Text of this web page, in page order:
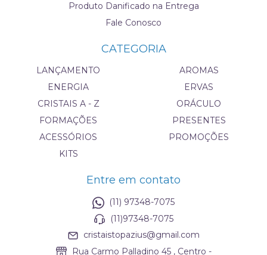
Produto Danificado na Entrega
Fale Conosco
CATEGORIA
LANÇAMENTO
ENERGIA
CRISTAIS A - Z
FORMAÇÕES
ACESSÓRIOS
KITS
AROMAS
ERVAS
ORÁCULO
PRESENTES
PROMOÇÕES
Entre em contato
(11) 97348-7075
(11)97348-7075
cristaistopazius@gmail.com
Rua Carmo Palladino 45 , Centro -